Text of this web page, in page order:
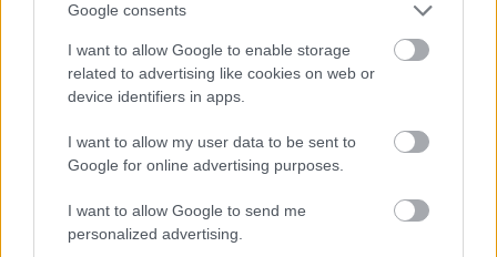
Google consents
I want to allow Google to enable storage
related to advertising like cookies on web or
device identifiers in apps.
I want to allow my user data to be sent to
Google for online advertising purposes.
I want to allow Google to send me
personalized advertising.
Baleset az alagútban, szerencsére csak
gyakorlat volt (VDEÓ, GALÉRIA)